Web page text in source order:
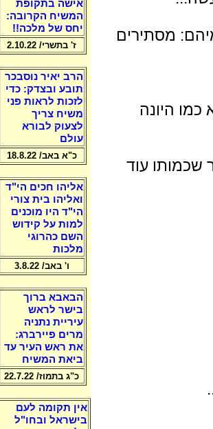
מסתירים
כמו היונה
שכמותו עוד
אישה בתקופת
המשיח הקרובה:
יחס של מלכה!!
ז' בתשרי/ 2.10.22
הרב יאיר נוסבכר
תובע ובצדק: כדי
לזכות לראות פני
משיח צריך
לצעוק לבורא
עולם
כ"א באב/ 18.8.22
אליהו חכים הי"ד
ואליהו בית צורי
הי"ד היו מוכנים
למות על קידוש
השם כהרוגי
מלכות
ו' באב/ 3.8.22
הבאבא ברוך
בישר לראש
עיריית נתניה
מרים פיירברג:
את ראש העיר עד
ביאת המשיח
כ"ג בתמוז/ 22.7.22
אין תקומה לעם
בישראל ובחו"ל